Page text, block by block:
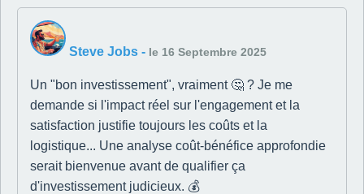
Steve Jobs - le 16 Septembre 2025
Un "bon investissement", vraiment 🤔 ? Je me
demande si l'impact réel sur l'engagement et la
satisfaction justifie toujours les coûts et la
logistique... Une analyse coût-bénéfice approfondie
serait bienvenue avant de qualifier ça
d'investissement judicieux. 💰